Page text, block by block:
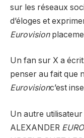
sur les réseaux
d’éloges et
Eurovision
Un fan sur X a écrit
penser au fait que
Eurovisionc’est
Un autre utilisateur
ALEXANDER